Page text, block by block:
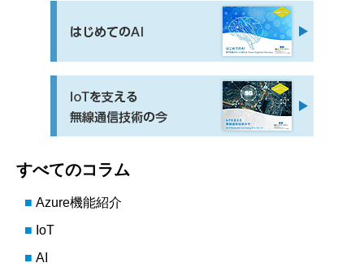
すべてのコラム
Azure機能紹介
IoT
AI